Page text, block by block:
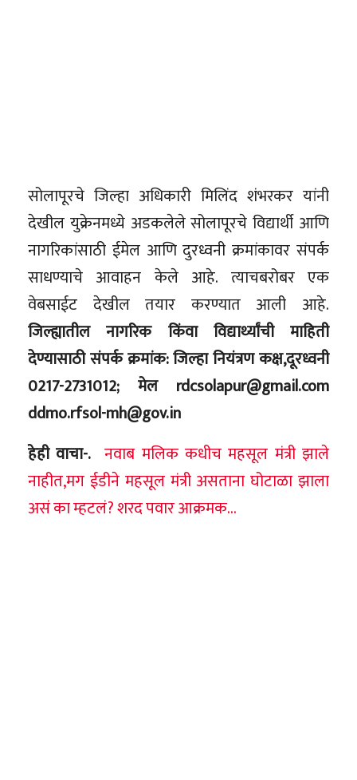
सोलापूरचे जिल्हा अधिकारी मिलिंद शंभरकर यांनी
देखील युक्रेनमध्ये अडकलेले सोलापूरचे विद्यार्थी आणि
नागरिकांसाठी ईमेल आणि दुरध्वनी क्रमांकावर संपर्क
साधण्याचे आवाहन केले आहे. त्याचबरोबर एक
वेबसाईट देखील तयार करण्यात आली आहे.
जिल्ह्यातील नागरिक किंवा विद्यार्थ्यांची माहिती
देण्यासाठी संपर्क क्रमांक: जिल्हा नियंत्रण कक्ष,दूरध्वनी
0217-2731012; मेल rdcsolapur@gmail.com
ddmo.rfsol-mh@gov.in
हेही वाचा-.नवाब मलिक कधीच महसूल मंत्री झाले
नाहीत,मग ईडीने महसूल मंत्री असताना घोटाळा झाला
असं का म्हटलं? शरद पवार आक्रमक…